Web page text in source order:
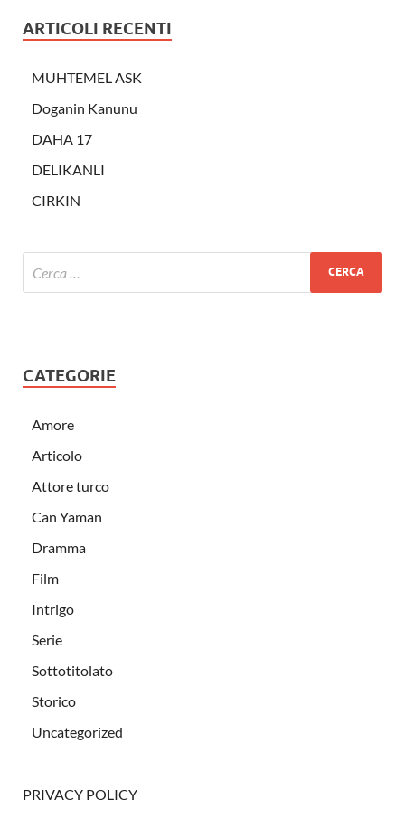
ARTICOLI RECENTI
MUHTEMEL ASK
Doganin Kanunu
DAHA 17
DELIKANLI
CIRKIN
CATEGORIE
Amore
Articolo
Attore turco
Can Yaman
Dramma
Film
Intrigo
Serie
Sottotitolato
Storico
Uncategorized
PRIVACY POLICY